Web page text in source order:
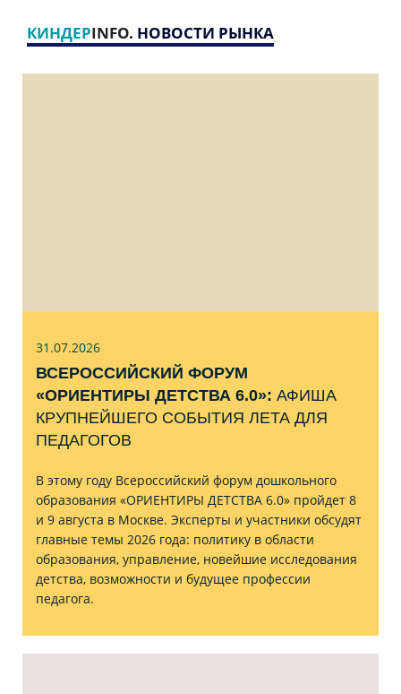
КИНДЕРINFO. НОВОСТИ РЫНКА
31.07.2026
ВСЕРОССИЙСКИЙ ФОРУМ
«ОРИЕНТИРЫ ДЕТСТВА 6.0»: АФИША
КРУПНЕЙШЕГО СОБЫТИЯ ЛЕТА ДЛЯ
ПЕДАГОГОВ
В этому году Всероссийский форум дошкольного
образования «ОРИЕНТИРЫ ДЕТСТВА 6.0» пройдет 8
и 9 августа в Москве. Эксперты и участники обсудят
главные темы 2026 года: политику в области
образования, управление, новейшие исследования
детства, возможности и будущее профессии
педагога.